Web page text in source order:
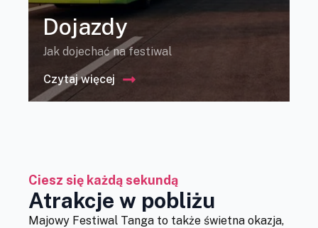
Dojazdy
Jak dojechać na festiwal
Czytaj więcej
Ciesz się każdą sekundą
Atrakcje w pobliżu
Majowy Festiwal Tanga to także świetna okazja,